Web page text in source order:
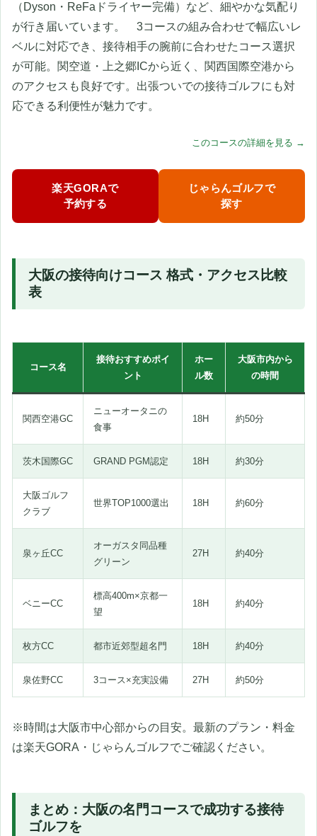
（Dyson・ReFaドライヤー完備）など、細やかな気配り
が行き届いています。 3コースの組み合わせで幅広いレ
ベルに対応でき、接待相手の腕前に合わせたコース選択
が可能。関空道・上之郷ICから近く、関西国際空港から
のアクセスも良好です。出張ついでの接待ゴルフにも対
応できる利便性が魅力です。
このコースの詳細を見る →
楽天GORAで
予約する
じゃらんゴルフで
探す
大阪の接待向けコース 格式・アクセス比較
表
コース名
接待おすすめポイ
ント
ホー
ル数
大阪市内から
の時間
関西空港GC
ニューオータニの
食事
18H 約50分
茨木国際GC GRAND PGM認定 18H 約30分
大阪ゴルフ
クラブ
世界TOP1000選出 18H 約60分
泉ヶ丘CC
オーガスタ同品種
グリーン
27H 約40分
ベニーCC
標高400m×京都一
望
18H 約40分
枚方CC 都市近郊型超名門 18H 約40分
泉佐野CC 3コース×充実設備 27H 約50分
※時間は大阪市中心部からの目安。最新のプラン・料金
は楽天GORA・じゃらんゴルフでご確認ください。
まとめ：大阪の名門コースで成功する接待
ゴルフを